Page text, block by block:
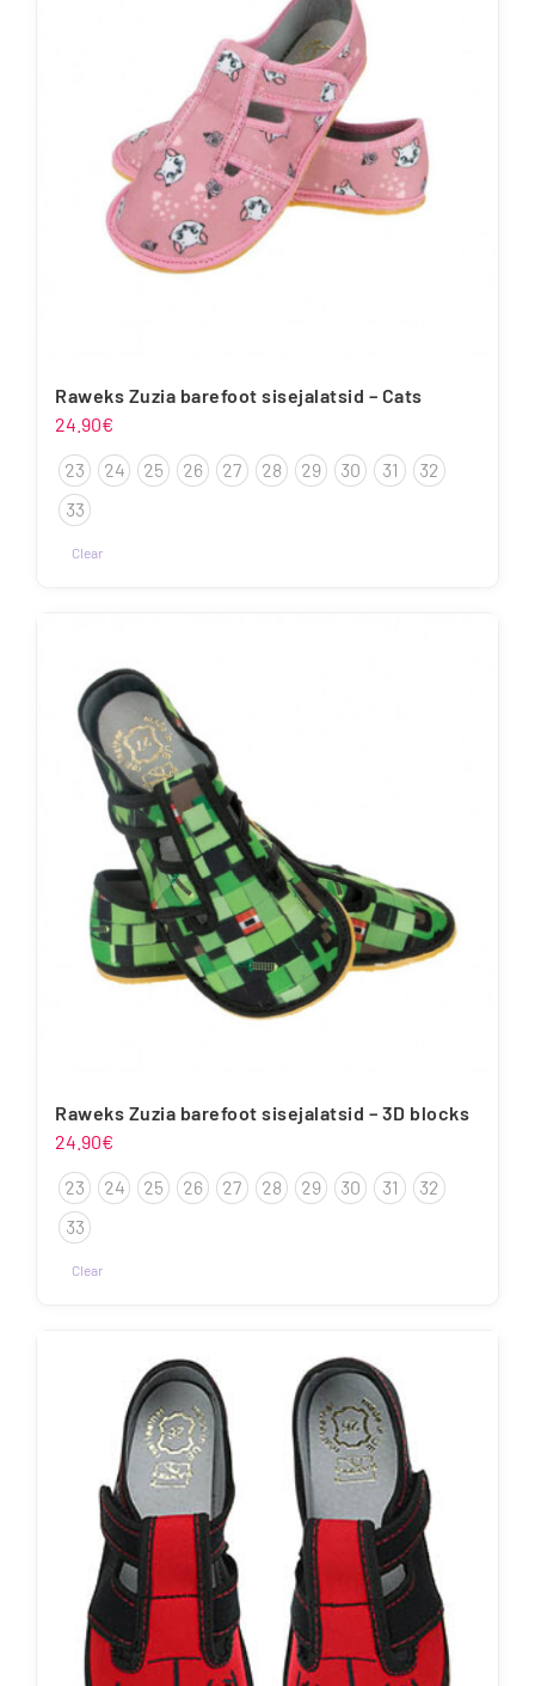
Raweks Zuzia barefoot sisejalatsid – Cats
24.90€
23 24 25 26 27 28 29 30 31
32
33
Clear
varianti.
Valikuid
saab
tootelehel.
Raweks Zuzia barefoot sisejalatsid – 3D blocks
24.90€
23 24 25 26 27 28 29 30 31
32
33
Clear
tootelehel.